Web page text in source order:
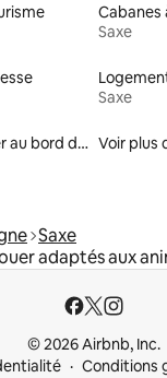
Cabanes
Saxe
Saxe
Logements à louer au bord d'un lac Voir plus
Saxe
adaptés aux
© 2026 Airbnb, Inc.
Conditions